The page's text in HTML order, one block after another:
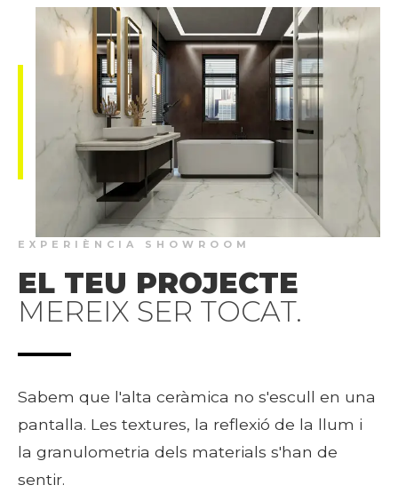
EXPERIÈNCIA SHOWROOM
EL TEU PROJECTE
MEREIX SER TOCAT.
Sabem que l'alta ceràmica no s'escull en una
pantalla. Les textures, la reflexió de la llum i
la granulometria dels materials s'han de
sentir.